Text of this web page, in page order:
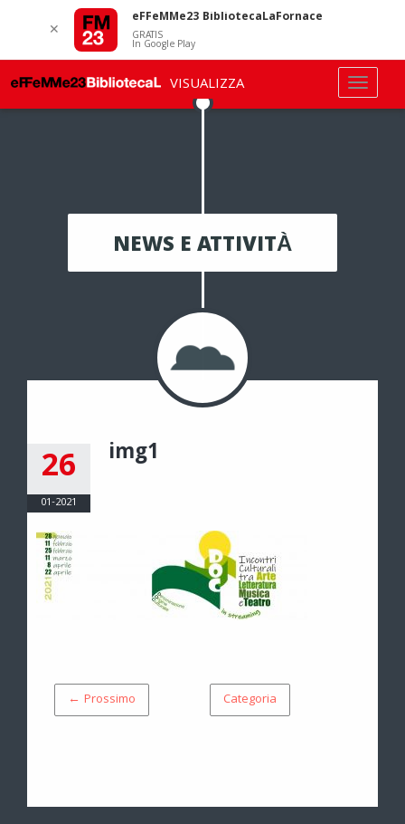
NEWS E ATTIVITÀ
26
01-2021
img1
← Prossimo Categoria
✕
eFFeMMe23 BibliotecaLaFornace
GRATIS
In Google Play
VISUALIZZA